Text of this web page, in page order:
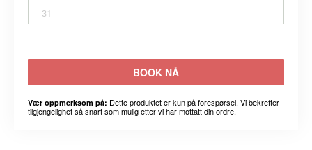
31
BOOK NÅ
Vær oppmerksom på: Dette produktet er kun på forespørsel. Vi bekrefter
tilgjengelighet så snart som mulig etter vi har mottatt din ordre.